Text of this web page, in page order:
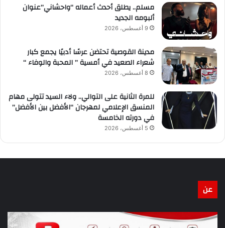
مسلم.. يطلق أحدث أعماله “واحشاني”عنوان
ألبومه الجديد
9 أغسطس، 2026
مدينة القوصية تحتضن عرسًا أدبيًا يجمع كبار
شعراء الصعيد في أمسية ” المحبة والوفاء “
8 أغسطس، 2026
للمرة الثانية على التوالي.. ولاء السيد تتولى مهام
المنسق الإعلامي لمهرجان “الأفضل بين الأفضل”
في دورته الخامسة
5 أغسطس، 2026
عن